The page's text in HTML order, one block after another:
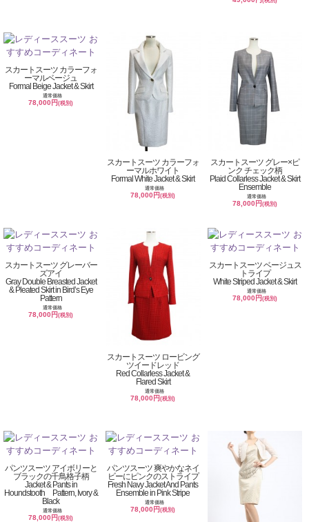
スカートスーツ カラーフォ
ーマルベージュ
Formal Beige Jacket & Skirt
通常価格
78,000円(税別)
スカートスーツ カラーフォ
ーマルホワイト
Formal White Jacket & Skirt
通常価格
78,000円(税別)
スカートスーツ グレー×ピ
ンク チェック柄
Plaid Collarless Jacket & Skirt
Ensemble
通常価格
78,000円(税別)
スカートスーツ グレーバー
ズアイ
Gray Double Breasted Jacket
& Pleated Skirt in Bird’s Eye
Pattern
通常価格
78,000円(税別)
スカートスーツ ロービング
ツイードレッド
Red Collarless Jacket &
Flared Skirt
通常価格
78,000円(税別)
スカートスーツ ベージュス
トライプ
White Striped Jacket & Skirt
通常価格
78,000円(税別)
パンツスーツ アイボリーと
ブラックの千鳥格子柄
Jacket & Pants in
Houndstooth Pattern, Ivory &
Black
通常価格
78,000円(税別)
パンツスーツ 爽やかなネイ
ビーにピンクのストライプ
Fresh Navy Jacket And Pants
Ensemble in Pink Stripe
通常価格
78,000円(税別)